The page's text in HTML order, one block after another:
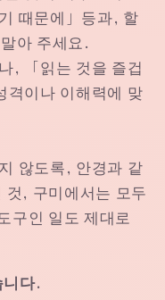
때문에」등과, 할
아 주세요.
, 「읽는 것을 즐겁
격이나 이해력에 맞
않도록, 안경과 같
것, 구미에서는 모두
구인 일도 제대로
다.